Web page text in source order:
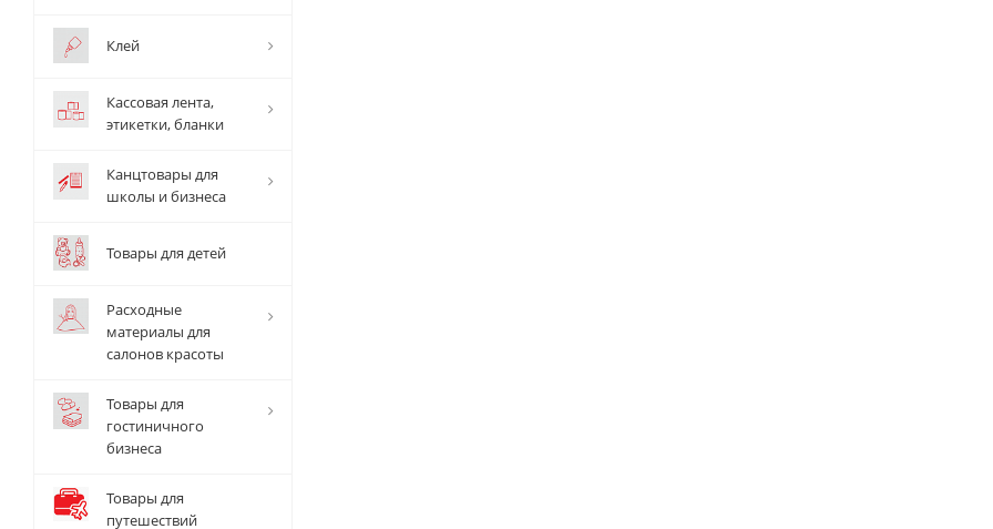
Клей
Кассовая лента,
этикетки, бланки
Канцтовары для
школы и бизнеса
Товары для детей
Расходные
материалы для
салонов красоты
Товары для
гостиничного
бизнеса
Товары для
путешествий